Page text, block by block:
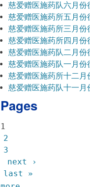
慈爱赠医施药队六月份
慈爱赠医施药所五月份
慈爱赠医施药所三月份
慈爱赠医施药所四月份
慈爱赠医施药队二月份
慈爱赠医施药队一月份
慈爱赠医施药所十二月
慈爱赠医施药队十一月
Pages
1
2
3
next ›
last »